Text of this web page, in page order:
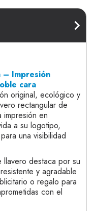
– Impresión
cara
original, ecológico y
rectangular de
impresión en
a su logotipo,
una visibilidad
llavero destaca por su
y agradable
o regalo para
con el